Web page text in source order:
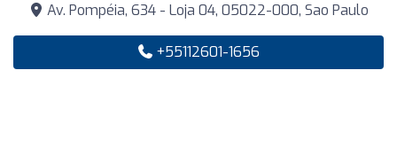
Av. Pompéia, 634 - Loja 04, 05022-000, Sao Paulo
+55112601-1656